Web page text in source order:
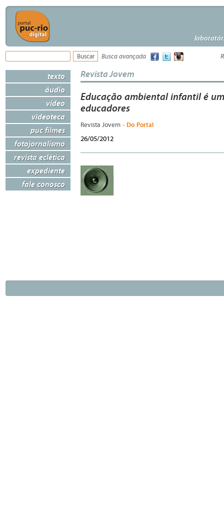
Busca avançada
texto
áudio
vídeo
videoteca
puc filmes
fotojornalismo
revista eclética
expediente
fale conosco
Revista Jovem
Educação ambiental infantil é
educadores
Revista Jovem - Do Portal
26/05/2012